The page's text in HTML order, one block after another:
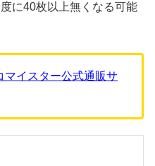
に40枚以上無くなる可能
マイスター公式通販サ